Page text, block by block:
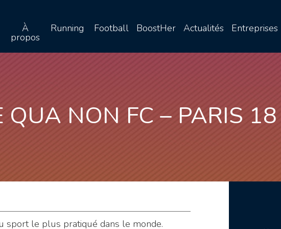
À
propos
Running Football BoostHer Actualités Entreprises
QUA NON FC – PARIS 18
sport le plus pratiqué dans le monde.